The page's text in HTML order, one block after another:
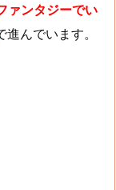
ァンタジーでい
進んでいます。